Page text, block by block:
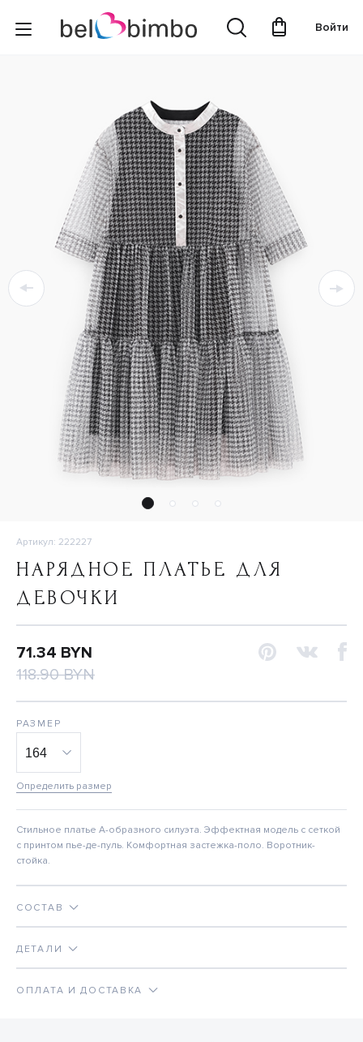
Войти
Артикул: 222227
НАРЯДНОЕ ПЛАТЬЕ ДЛЯ
ДЕВОЧКИ
71.34 BYN
118.90 BYN
РАЗМЕР
Определить размер
Стильное платье А-образного силуэта. Эффектная модель с сеткой
с принтом пье-де-пуль. Комфортная застежка-поло. Воротник-
стойка.
СОСТАВ
ДЕТАЛИ
ОПЛАТА И ДОСТАВКА